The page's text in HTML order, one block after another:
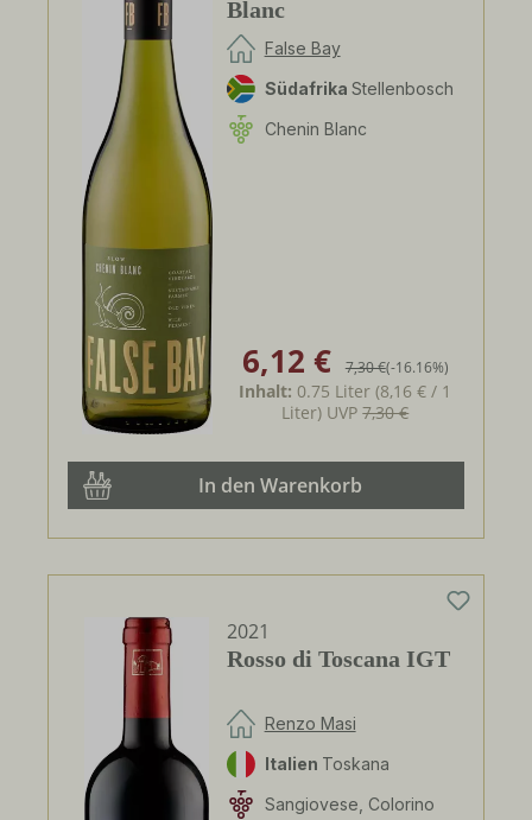
Blanc
False Bay
Südafrika Stellenbosch
Chenin Blanc
Verkaufspreis:
6,12 € Regulärer Preis:
7,30 €(-16.16%)
Inhalt: 0.75 Liter(8,16 € / 1
Liter) UVP7,30 €
In den Warenkorb
2021
Rosso di Toscana IGT
Renzo Masi
Italien Toskana
Sangiovese, Colorino